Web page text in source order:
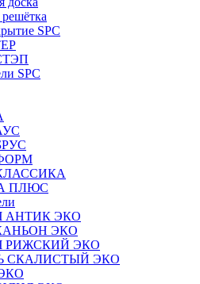
SPC
SPC
ПЛЮС
АНТИК ЭКО
ЭКО
РИЖСКИЙ ЭКО
СКАЛИСТЫЙ ЭКО